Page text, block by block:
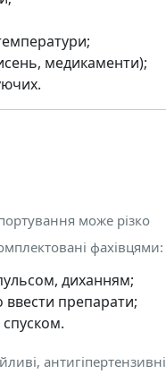
медикаменти);
може різко
фахівцями:
диханням;
препарати;
антигіпертензивні